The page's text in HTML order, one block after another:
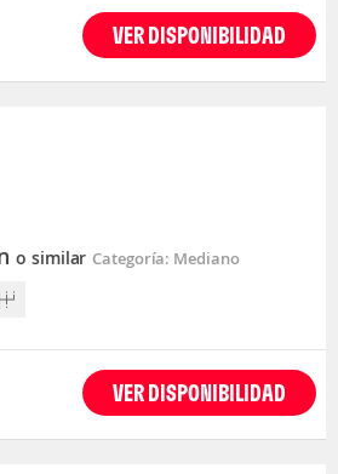
VER DISPONIBILIDAD
o similar Categoría: Mediano
VER DISPONIBILIDAD